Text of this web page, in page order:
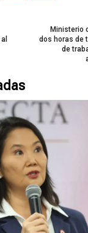
Ministerio
dos horas de
de